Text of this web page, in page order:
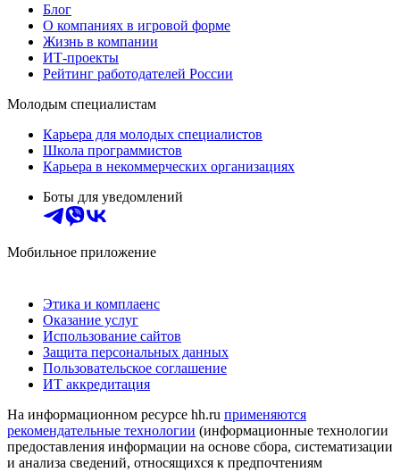
Блог
О компаниях в игровой форме
Жизнь в компании
ИТ-проекты
Рейтинг работодателей России
Молодым специалистам
Карьера для молодых специалистов
Школа программистов
Карьера в некоммерческих организациях
Боты для уведомлений
Мобильное приложение
Этика и комплаенс
Оказание услуг
Использование сайтов
Защита персональных данных
Пользовательское соглашение
ИТ аккредитация
На информационном ресурсе hh.ru применяются
рекомендательные технологии (информационные технологии
предоставления информации на основе сбора, систематизации
и анализа сведений, относящихся к предпочтениям